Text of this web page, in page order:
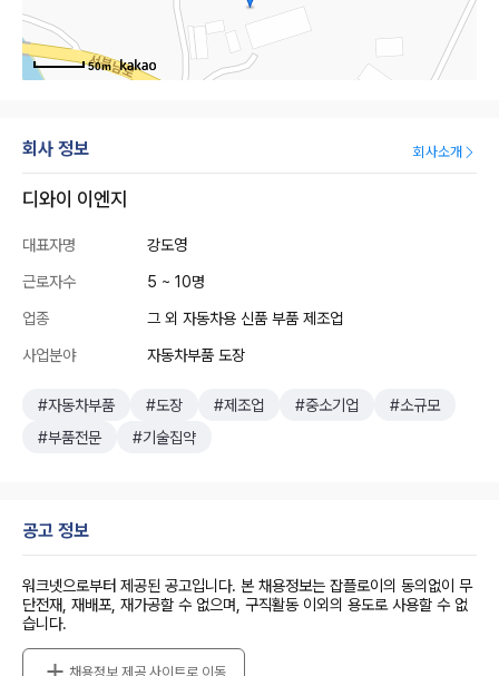
50m
회사 정보 회사소개
디와이 이엔지
대표자명
강도영
근로자수
5 ~ 10명
업종
그 외 자동차용 신품 부품 제조업
사업분야
자동차부품 도장
#자동차부품 #도장 #제조업 #중소기업
#소규모
#부품전문
#기술집약
공고 정보
워크넷으로부터 제공된 공고입니다. 본 채용정보는 잡플로이의 동의없이 무
단전재, 재배포, 재가공할 수 없으며, 구직활동 이외의 용도로 사용할 수 없
습니다.
채용정보 제공 사이트로 이동